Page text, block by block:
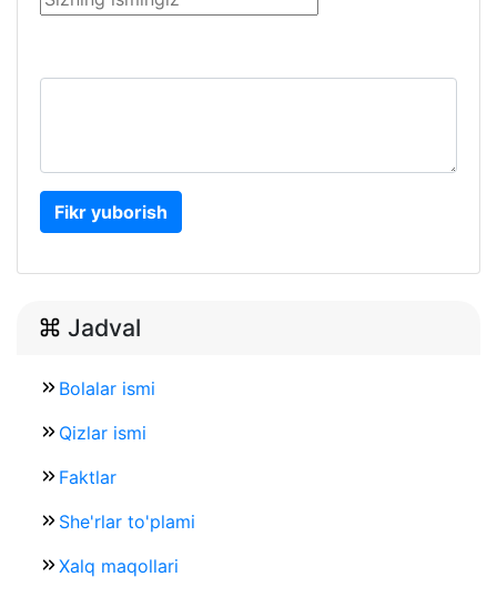
Fikr yuborish
Jadval
Bolalar ismi
Qizlar ismi
Faktlar
She'rlar to'plami
Xalq maqollari